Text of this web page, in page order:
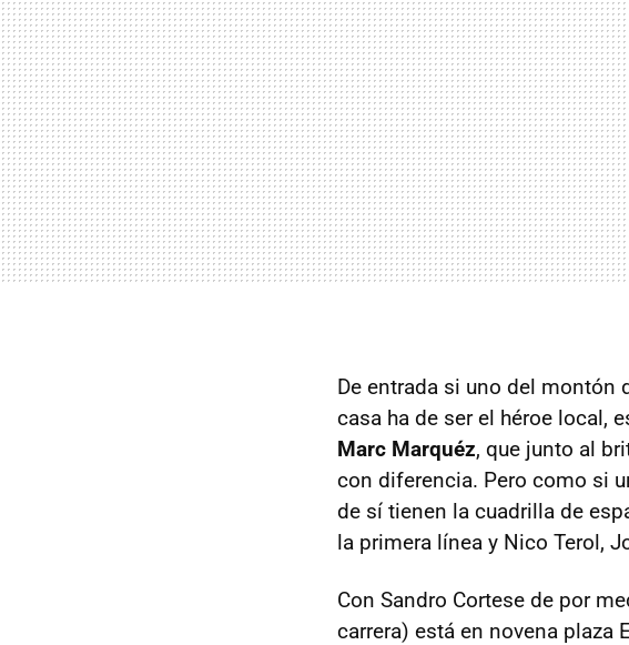
De entrada si uno del montón
casa ha de ser el héroe local,
Marc Marquéz, que junto al
con diferencia. Pero como si
de sí tienen la cuadrilla de
la primera línea y Nico Terol,
Con Sandro Cortese de por
carrera) está en novena plaza